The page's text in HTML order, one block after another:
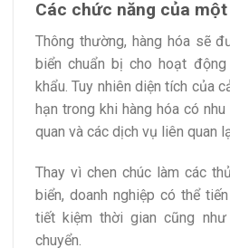
Các chức năng của một
Thông thường, hàng hóa sẽ
biển chuẩn bị cho hoạt
khẩu. Tuy nhiên diện tích của
hạn trong khi hàng hóa có
quan và các dịch vụ liên quan
Thay vì chen chúc làm các
biển, doanh nghiệp có thể
tiết kiệm thời gian cũng
chuyển.